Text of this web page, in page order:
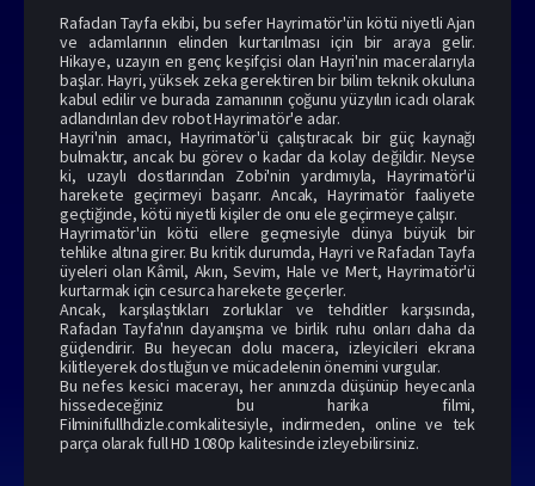
Rafadan Tayfa ekibi, bu sefer Hayrimatör'ün kötü niyetli Ajan
ve adamlarının elinden kurtarılması için bir araya gelir.
Hikaye, uzayın en genç keşifçisi olan Hayri'nin maceralarıyla
başlar. Hayri, yüksek zeka gerektiren bir bilim teknik okuluna
kabul edilir ve burada zamanının çoğunu yüzyılın icadı olarak
adlandırılan dev robot Hayrimatör'e adar.
Hayri'nin amacı, Hayrimatör'ü çalıştıracak bir güç kaynağı
bulmaktır, ancak bu görev o kadar da kolay değildir. Neyse
ki, uzaylı dostlarından Zobi'nin yardımıyla, Hayrimatör'ü
harekete geçirmeyi başarır. Ancak, Hayrimatör faaliyete
geçtiğinde, kötü niyetli kişiler de onu ele geçirmeye çalışır.
Hayrimatör'ün kötü ellere geçmesiyle dünya büyük bir
tehlike altına girer. Bu kritik durumda, Hayri ve Rafadan Tayfa
üyeleri olan Kâmil, Akın, Sevim, Hale ve Mert, Hayrimatör'ü
kurtarmak için cesurca harekete geçerler.
Ancak, karşılaştıkları zorluklar ve tehditler karşısında,
Rafadan Tayfa'nın dayanışma ve birlik ruhu onları daha da
güçlendirir. Bu heyecan dolu macera, izleyicileri ekrana
kilitleyerek dostluğun ve mücadelenin önemini vurgular.
Bu nefes kesici macerayı, her anınızda düşünüp heyecanla
hissedeceğiniz bu harika filmi,
Filminifullhdizle.comkalitesiyle, indirmeden, online ve tek
parça olarak full HD 1080p kalitesinde izleyebilirsiniz.